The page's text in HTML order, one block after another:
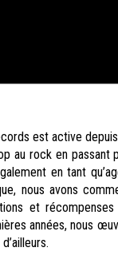
est active
au rock en passant
en tant
nous avons
et récompenses
années, nous